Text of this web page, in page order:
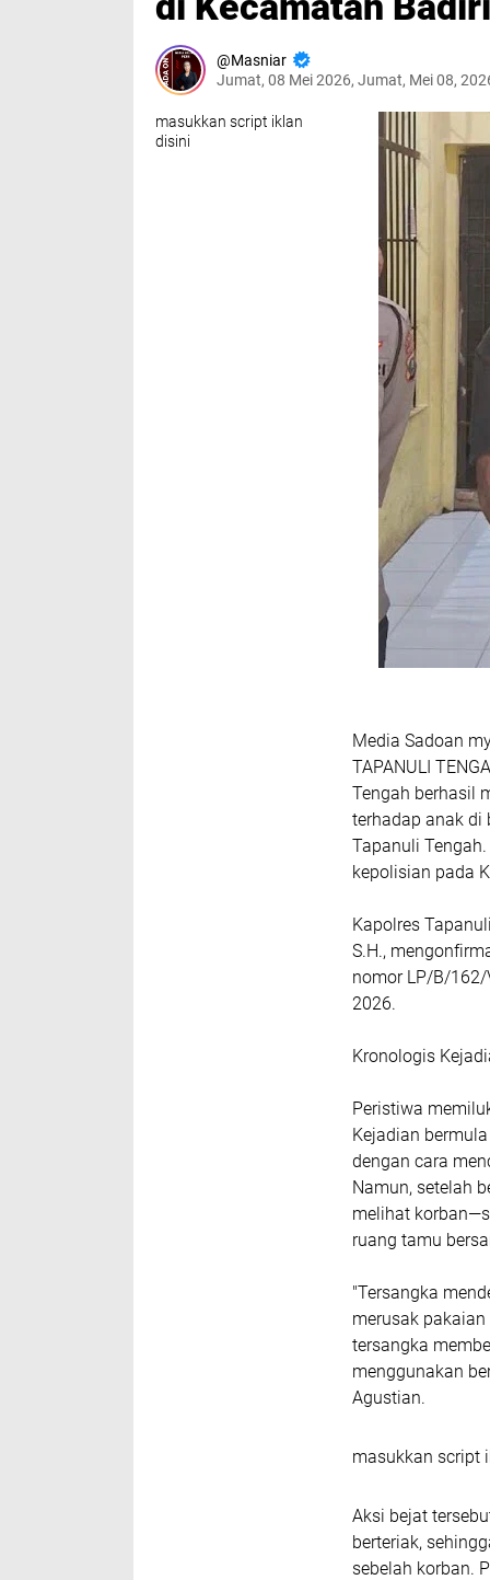
Masniar
Jumat, 08 Mei 2026, Jumat, Mei 08,
masukkan script iklan
disini
Media Sadoan
TAPANULI
Tengah berhasil
terhadap anak di
Tapanuli
kepolisian pada
Kapolres
S.H.,
nomor LP/B/162/
2026.
Kronologis
Peristiwa
Kejadian
dengan cara
Namun, setelah
melihat
ruang tamu
"Tersangka
merusak
tersangka
menggunakan
Agustian.
masukkan script
Aksi bejat
berteriak,
sebelah korban.